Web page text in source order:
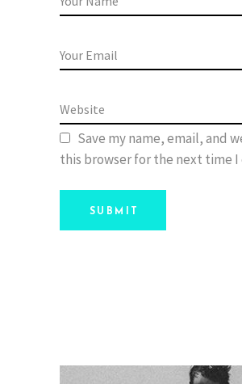
Save my name, email, and
this browser for the next time I
SUBMIT